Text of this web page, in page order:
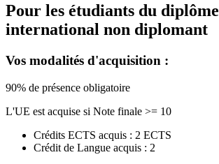
Pour les étudiants du diplôme
international non diplomant
Vos modalités d'acquisition :
90% de présence obligatoire
L'UE est acquise si Note finale >= 10
Crédits ECTS acquis : 2 ECTS
Crédit de Langue acquis : 2